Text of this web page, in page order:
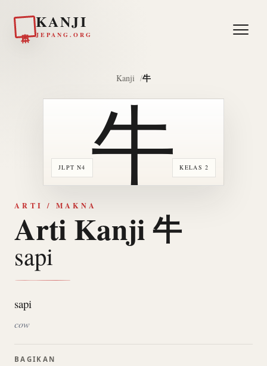
KANJI
JEPANG.ORG
Kanji 牛
JLPT N4 KELAS 2
牛
ARTI / MAKNA
Arti Kanji 牛
sapi
sapi
cow
BAGIKAN